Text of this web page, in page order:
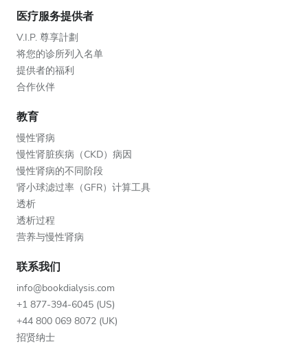
医疗服务提供者
V.I.P. 尊享計劃
将您的诊所列入名单
提供者的福利
合作伙伴
教育
慢性肾病
慢性肾脏疾病（CKD）病因
慢性肾病的不同阶段
肾小球滤过率（GFR）计算工具
透析
透析过程
营养与慢性肾病
联系我们
info@bookdialysis.com
+1 877-394-6045 (US)
+44 800 069 8072 (UK)
招贤纳士